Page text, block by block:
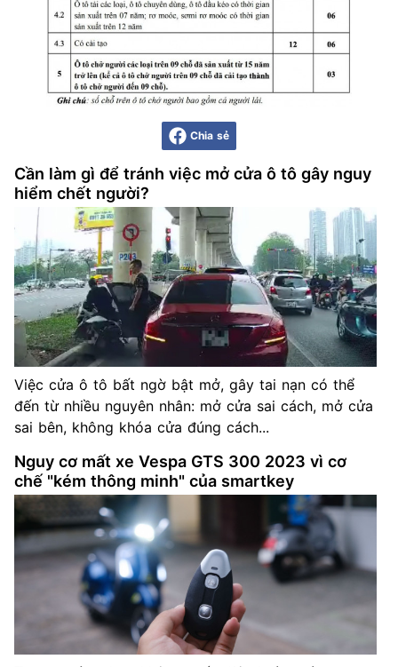
Chia sẻ
Cần làm gì để tránh việc mở cửa ô tô gây nguy
hiểm chết người?
Việc cửa ô tô bất ngờ bật mở, gây tai nạn có thể
đến từ nhiều nguyên nhân: mở cửa sai cách, mở cửa
sai bên, không khóa cửa đúng cách...
Nguy cơ mất xe Vespa GTS 300 2023 vì cơ
chế "kém thông minh" của smartkey